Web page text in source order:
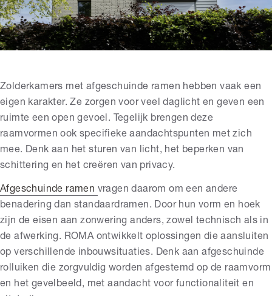
Zolderkamers met afgeschuinde ramen hebben vaak een
eigen karakter. Ze zorgen voor veel daglicht en geven een
ruimte een open gevoel. Tegelijk brengen deze
raamvormen ook specifieke aandachtspunten met zich
mee. Denk aan het sturen van licht, het beperken van
schittering en het creëren van privacy.
Afgeschuinde ramen vragen daarom om een andere
benadering dan standaardramen. Door hun vorm en hoek
zijn de eisen aan zonwering anders, zowel technisch als in
de afwerking. ROMA ontwikkelt oplossingen die aansluiten
op verschillende inbouwsituaties. Denk aan afgeschuinde
rolluiken die zorgvuldig worden afgestemd op de raamvorm
en het gevelbeeld, met aandacht voor functionaliteit en